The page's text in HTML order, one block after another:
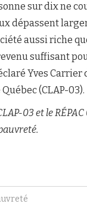
sur dix ne
dépassent
aussi riche
suffisant
Yves Carrier
(CLAP-03).
03 et le RÉPAC